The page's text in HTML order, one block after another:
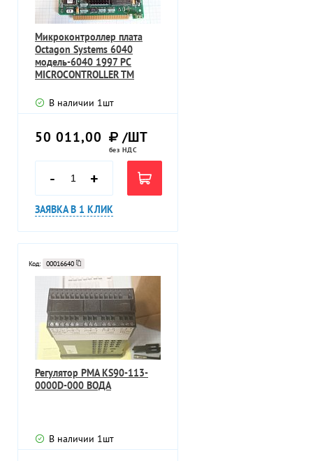
Микроконтроллер плата
Octagon Systems 6040
модель-6040 1997 PC
MICROCONTROLLER TM
В наличии 1шт
50 011,00 /ШТ
без НДС
- +
ЗАЯВКА В 1 КЛИК
Код: 00016640
Регулятор PMA KS90-113-
0000D-000 ВОДА
В наличии 1шт